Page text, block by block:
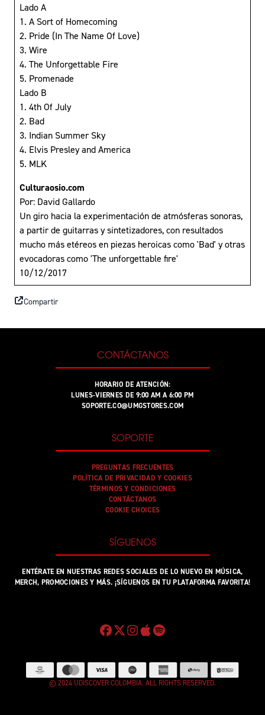
Lado A
1. A Sort of Homecoming
2. Pride (In The Name Of Love)
3. Wire
4. The Unforgettable Fire
5. Promenade
Lado B
1. 4th Of July
2. Bad
3. Indian Summer Sky
4. Elvis Presley and America
5. MLK
Culturaosio.com
Por: David Gallardo
Un giro hacia la experimentación de atmósferas sonoras,
a partir de guitarras y sintetizadores, con resultados
mucho más etéreos en piezas heroicas como 'Bad' y otras
evocadoras como 'The unforgettable fire'
10/12/2017
Compartir
CONTÁCTANOS
HORARIO DE ATENCIÓN:
LUNES-VIERNES DE 9:00 AM A 6:00 PM
SOPORTE.CO@UMGSTORES.COM
SOPORTE
PREGUNTAS FRECUENTES
POLÍTICA DE PRIVACIDAD Y COOKIES
TÉRMINOS Y CONDICIONES
CONTÁCTANOS
COOKIE CHOICES
SÍGUENOS
ENTÉRATE EN NUESTRAS REDES SOCIALES DE LO NUEVO EN MÚSICA,
MERCH, PROMOCIONES Y MÁS. ¡SÍGUENOS EN TU PLATAFORMA FAVORITA!
© 2024 UDISCOVER COLOMBIA. ALL RIGHTS RESERVED.